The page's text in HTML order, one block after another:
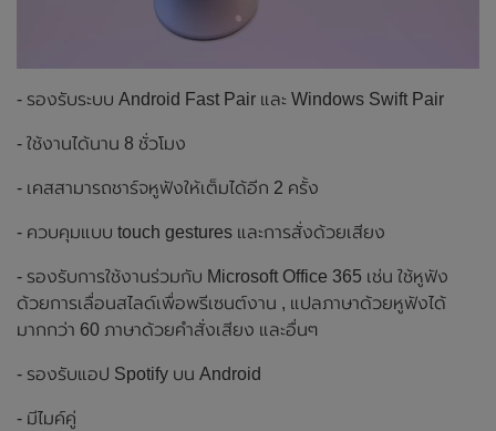
- รองรับระบบ Android Fast Pair และ Windows Swift Pair
- ใช้งานได้นาน 8 ชั่วโมง
- เคสสามารถชาร์จหูฟังให้เต็มได้อีก 2 ครั้ง
- ควบคุมแบบ touch gestures และการสั่งด้วยเสียง
- รองรับการใช้งานร่วมกับ Microsoft Office 365 เช่น ใช้หูฟัง
ด้วยการเลื่อนสไลด์เพื่อพรีเซนต์งาน , แปลภาษาด้วยหูฟังได้
มากกว่า 60 ภาษาด้วยคำสั่งเสียง และอื่นๆ
- รองรับแอป Spotify บน Android
- มีไมค์คู่